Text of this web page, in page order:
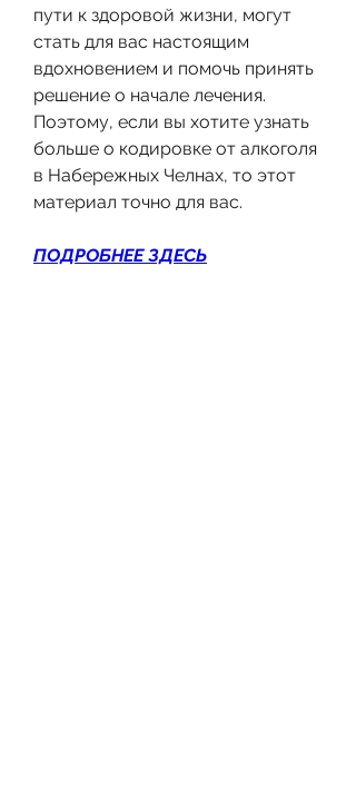
пути к здоровой жизни, могут
стать для вас настоящим
вдохновением и помочь принять
решение о начале лечения.
Поэтому, если вы хотите узнать
больше о кодировке от алкоголя
в Набережных Челнах, то этот
материал точно для вас.
ПОДРОБНЕЕ ЗДЕСЬ